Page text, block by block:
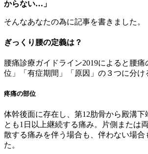
からない…」
そんなあなたの為に記事を書きました。
ぎっくり腰の定義は？
腰痛診療ガイドライン2019によると腰
位」「有症期間」「原因」の３つに分け
疼痛の部位
体幹後面に存在し、第12肋骨から殿溝下
とも1日以上継続する痛み。片側または
散する痛みを伴う場合も、伴わない場合
た。